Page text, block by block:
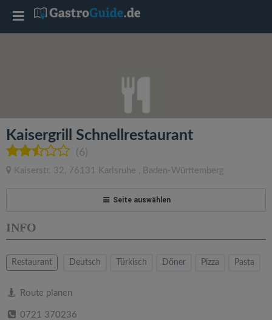
Kaisergrill Schnellrestaurant
(6)
Kaiserstr. 32, 76131 Karlsruhe , Baden-Württemberg
Seite auswählen
INFO
Restaurant Deutsch Türkisch Döner Pizza Pasta
Route planen
0721 370236
T
l
e
a
v